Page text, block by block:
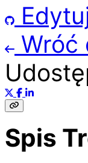
Wróć
Spis